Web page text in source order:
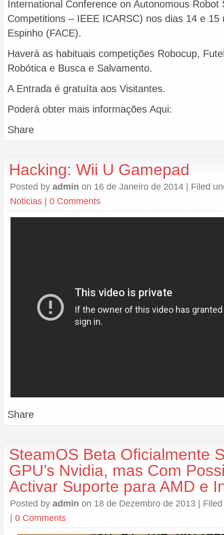
International Conference on Autonomous Robot
Competitions – IEEE ICARSC) nos dias 14 e
Espinho (FACE).
Haverá as habituais competições Robocup,
Robótica e Busca e Salvamento.
A Entrada é gratuíta aos Visitantes.
Poderá obter mais informações Aqui:
Share
Hacking: Wii U Gamepad
Posted by admin on 16 de Janeiro de 2014 | Filed
Noticias | 0 Comments
Share
SteamOS Beta Oficialmente
GPU’s Nvidia, mas Com
Activar Suporte para AMD e
Posted by admin on 18 de Dezembro de 2013 |
| 0 Comments